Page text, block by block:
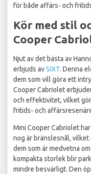
för både affärs- och
Kör med stil
Cooper
Njut av det bästa av
erbjuds avSIXT. Denna
dem som vill göra ett
Cooper Cabriolet
och effektivitet, vilket
fritids- och
Mini Cooper Cabriolet
nog är bränslesnål,
dem som är medvetna
kompakta storlek blir
mindre besvärligt. Den